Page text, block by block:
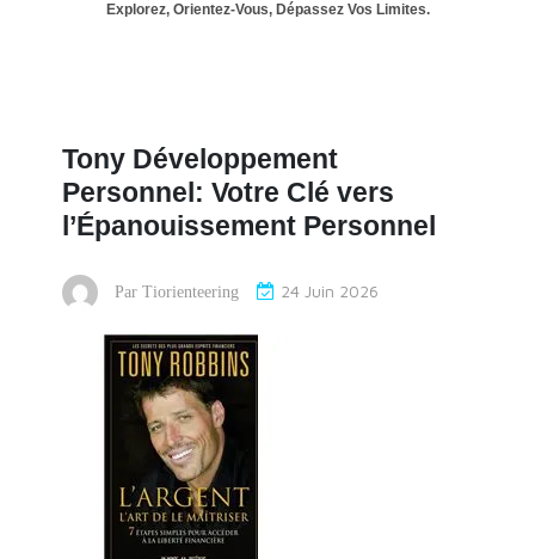
Explorez, Orientez-Vous, Dépassez Vos Limites.
Tony Développement
Personnel: Votre Clé vers
l’Épanouissement Personnel
Par Tiorienteering 24 Juin 2026